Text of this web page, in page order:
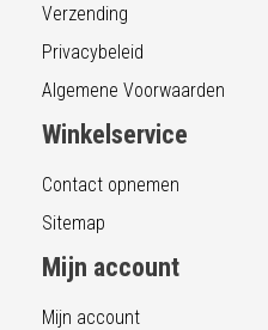
Verzending
Privacybeleid
Algemene Voorwaarden
Winkelservice
Contact opnemen
Sitemap
Mijn account
Mijn account